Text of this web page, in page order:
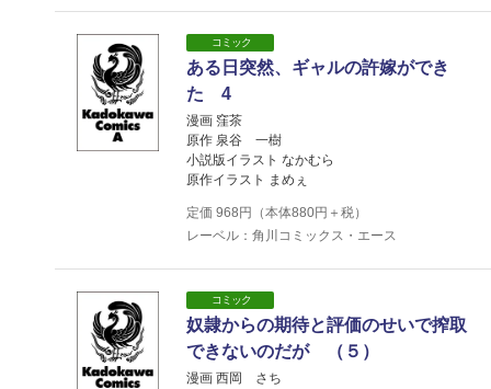
コミック
ある日突然、ギャルの許嫁ができ
た 4
漫画 窪茶
原作 泉谷 一樹
小説版イラスト なかむら
原作イラスト まめぇ
定価 968 円（本体880円＋税）
レーベル：角川コミックス・エース
コミック
奴隷からの期待と評価のせいで搾取
できないのだが （５）
漫画 西岡 さち